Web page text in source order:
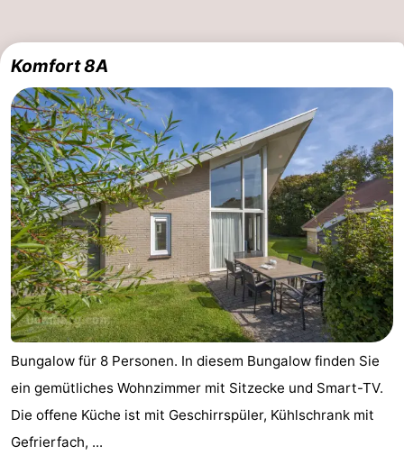
Komfort 8A
Bungalow für 8 Personen. In diesem Bungalow finden Sie
ein gemütliches Wohnzimmer mit Sitzecke und Smart-TV.
Die offene Küche ist mit Geschirrspüler, Kühlschrank mit
Gefrierfach, ...